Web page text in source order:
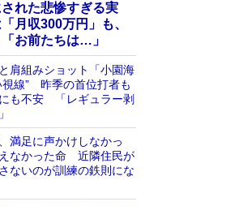
れた悲惨すぎる実
月収300万円」も、
お前たちは…」
肩組みショット「小園海
視線” 昨季の首位打者も
も不安 「レギュラー剥
満足に声かけしなかっ
なかった命 近隣住民が
ないのが訓練の鉄則にな